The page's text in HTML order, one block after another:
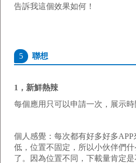
告訴我這個效果如何！
5 聯想
1， 新鮮熱辣
每個應用只可以申請一次，展示時
個人感覺：每次都有好多好多
低，位置不固定，所以小伙伴們
了。因為位置不同，下載量肯定是